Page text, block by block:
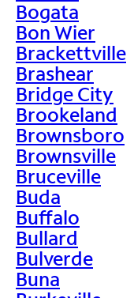
Bogata
Bon Wier
Brackettville
Brashear
Bridge City
Brookeland
Brownsboro
Brownsville
Bruceville
Buda
Buffalo
Bullard
Bulverde
Buna